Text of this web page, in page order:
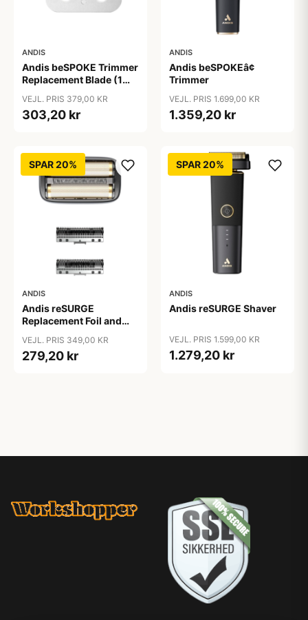
ANDIS
Andis beSPOKE Trimmer
Replacement Blade (1
VEJL. PRIS 379,00 KR
303,20 kr
ANDIS
Andis beSPOKEâ¢
Trimmer
VEJL. PRIS 1.699,00 KR
1.359,20 kr
SPAR 20%
ANDIS
Andis reSURGE
Replacement Foil and
VEJL. PRIS 349,00 KR
279,20 kr
SPAR 20%
ANDIS
Andis reSURGE Shaver
VEJL. PRIS 1.599,00 KR
1.279,20 kr